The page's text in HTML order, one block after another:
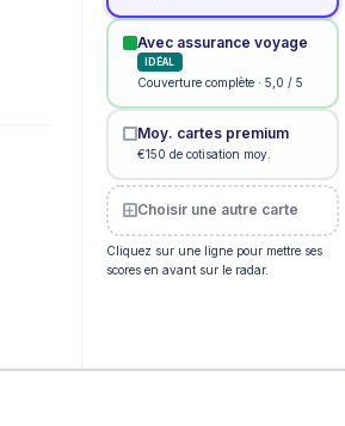
Avec assurance voyage
IDÉAL
Couverture complète · 5,0 / 5
Moy. cartes premium
€150 de cotisation moy.
Choisir une autre carte
Cliquez sur une ligne pour mettre ses
scores en avant sur le radar.